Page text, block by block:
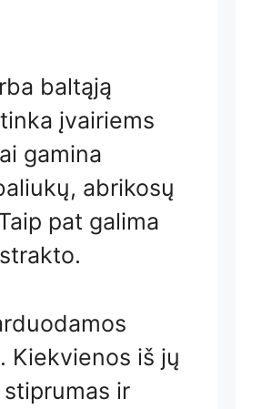
baltąją
įvairiems
gamina
abrikosų
pat galima
Kiekvienos iš jų
ir